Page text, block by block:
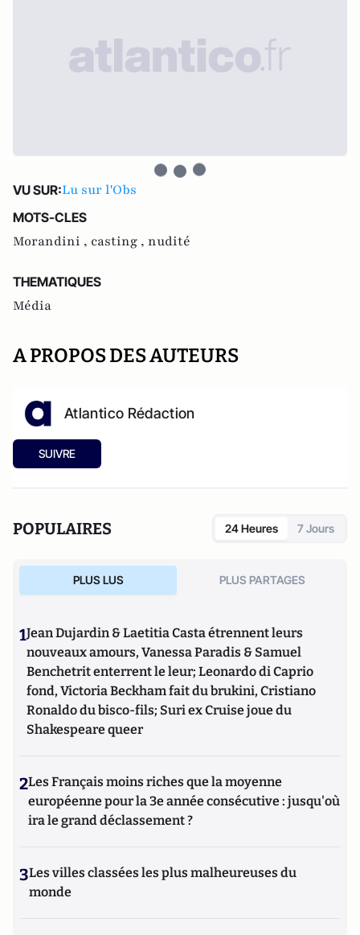
VU SUR:Lu sur l'Obs
MOTS-CLES
Morandini , casting , nudité
THEMATIQUES
Média
A PROPOS DES AUTEURS
Atlantico Rédaction
SUIVRE
POPULAIRES 24 Heures 7 Jours
PLUS LUS PLUS PARTAGES
1Jean Dujardin & Laetitia Casta étrennent leurs
nouveaux amours, Vanessa Paradis & Samuel
Benchetrit enterrent le leur; Leonardo di Caprio
fond, Victoria Beckham fait du brukini, Cristiano
Ronaldo du bisco-fils; Suri ex Cruise joue du
Shakespeare queer
2Les Français moins riches que la moyenne
européenne pour la 3e année consécutive : jusqu'où
ira le grand déclassement ?
3Les villes classées les plus malheureuses du
monde